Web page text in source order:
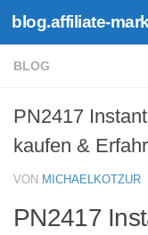
Zum Inhalt
blog.affiliate-
BLOG
PN2417
kaufen &
VON MICHAELKOTZUR
PN2417